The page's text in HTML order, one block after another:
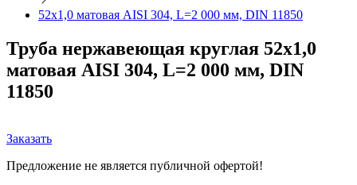
52х1,0 матовая AISI 304, L=2 000 мм, DIN 11850
Труба нержавеющая круглая 52х1,0
матовая AISI 304, L=2 000 мм, DIN
11850
Заказать
Предложение не является публичной офертой!